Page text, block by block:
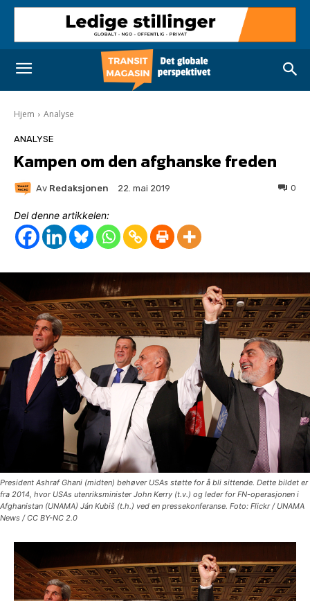
Hjem Analyse
ANALYSE
Kampen om den afghanske freden
Av Redaksjonen 22. mai 2019 0
Del denne artikkelen:
President Ashraf Ghani (midten) behøver USAs støtte for å bli sittende. Dette bildet er
fra 2014, hvor USAs utenriksminister John Kerry (t.v.) og leder for FN-operasjonen i
Afghanistan (UNAMA) Ján Kubiš (t.h.) ved en pressekonferanse. Foto: Flickr / UNAMA
News / CC BY-NC 2.0